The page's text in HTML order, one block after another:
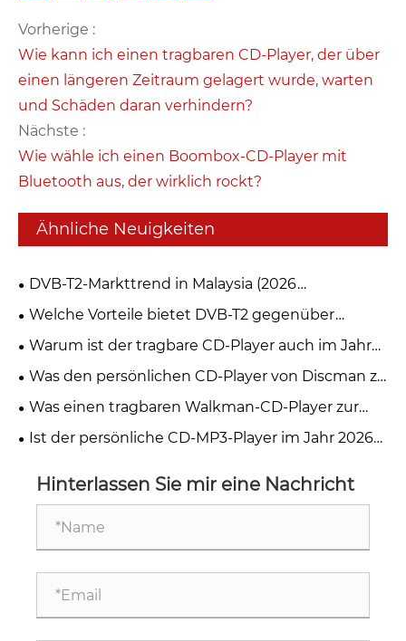
Vorherige :
Wie kann ich einen tragbaren CD-Player, der über
einen längeren Zeitraum gelagert wurde, warten
und Schäden daran verhindern?
Nächste :
Wie wähle ich einen Boombox-CD-Player mit
Bluetooth aus, der wirklich rockt?
Ähnliche Neuigkeiten
DVB-T2-Markttrend in Malaysia (2026
myFreeview / MYTV)
Welche Vorteile bietet DVB-T2 gegenüber
anderen digitalen TV-Standards?
Warum ist der tragbare CD-Player auch im Jahr
2026 immer noch die erste Wahl für
Musikliebhaber?
Was den persönlichen CD-Player von Discman zu
einem Muss für Musikliebhaber macht
Was einen tragbaren Walkman-CD-Player zur
besten Option für Musikliebhaber macht
Ist der persönliche CD-MP3-Player im Jahr 2026
Hinterlassen Sie mir eine Nachricht